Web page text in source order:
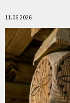
11.06.2026